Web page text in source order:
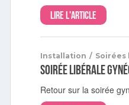
Lire l'article
Installation / Soirées
Soirée libérale
Retour sur la soirée